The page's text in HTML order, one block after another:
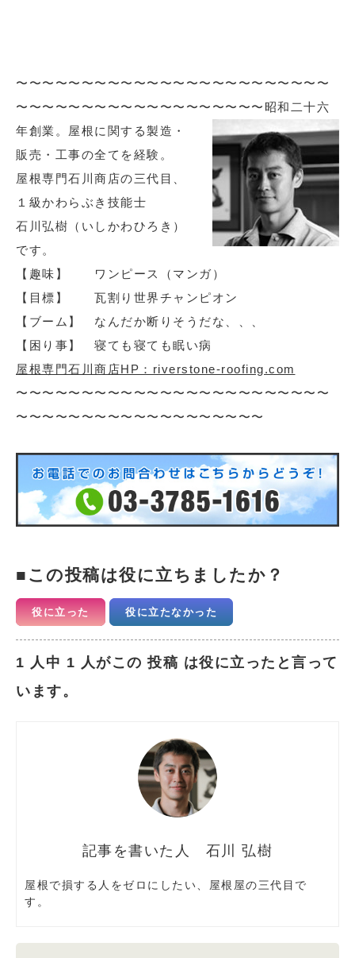
〜〜〜〜〜〜〜〜〜〜〜〜〜〜〜〜〜〜〜〜〜〜〜〜
〜〜〜〜〜〜〜〜〜〜〜〜〜〜〜〜〜〜〜 昭和二十六
年創業。屋根に関する製造・
販売・工事の全てを経験。
屋根専門石川商店の三代目、
１級かわらぶき技能士
石川弘樹（いしかわひろき）
です。
【趣味】 ワンピース（マンガ）
【目標】 瓦割り世界チャンピオン
【ブーム】 なんだか断りそうだな、、、
【困り事】 寝ても寝ても眠い病
屋根専門石川商店HP：riverstone-roofing.com
〜〜〜〜〜〜〜〜〜〜〜〜〜〜〜〜〜〜〜〜〜〜〜〜
〜〜〜〜〜〜〜〜〜〜〜〜〜〜〜〜〜〜〜
この投稿は役に立ちましたか？
役に立った 役に立たなかった
1 人中 1 人がこの 投稿 は役に立ったと言って
います。
石川 弘樹
屋根で損する人をゼロにしたい、屋根屋の三代目で
す。